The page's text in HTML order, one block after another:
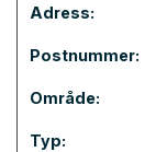
Adress:
Postnummer:
Område:
Typ: